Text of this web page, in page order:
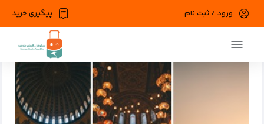
پیگیری خرید ورود / ثبت نام
شهرهایی که شب‌ها بیدار